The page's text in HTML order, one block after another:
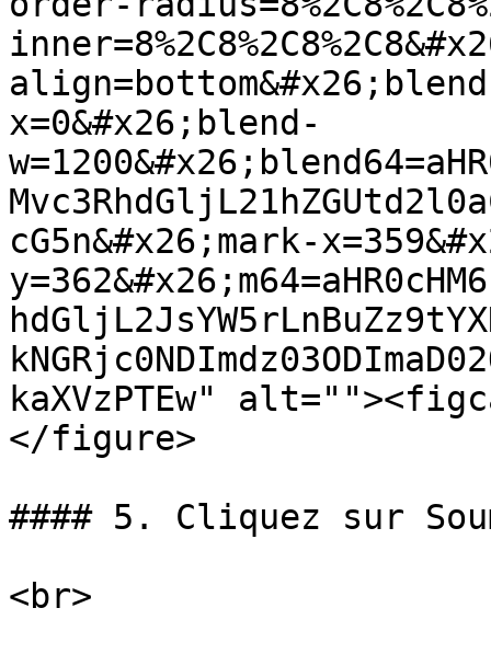
x=0&#x26;blend-
cG5n&#x26;mark-
kaXVzPTEw"
</figure>
#### 5. Cliquez sur
<br>